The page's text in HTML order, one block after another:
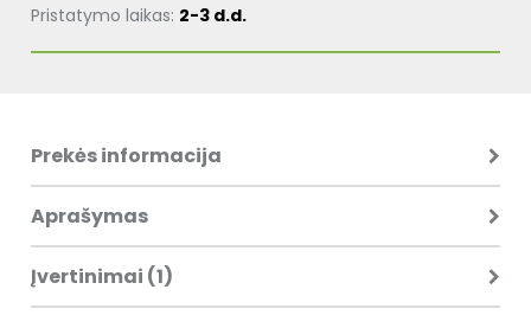
Pristatymo laikas: 2-3 d.d.
Prekės informacija
Aprašymas
Įvertinimai (1)